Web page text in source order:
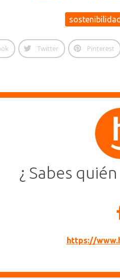
sostenibilidad
Twitter Pinterest
¿ Sabes
https://